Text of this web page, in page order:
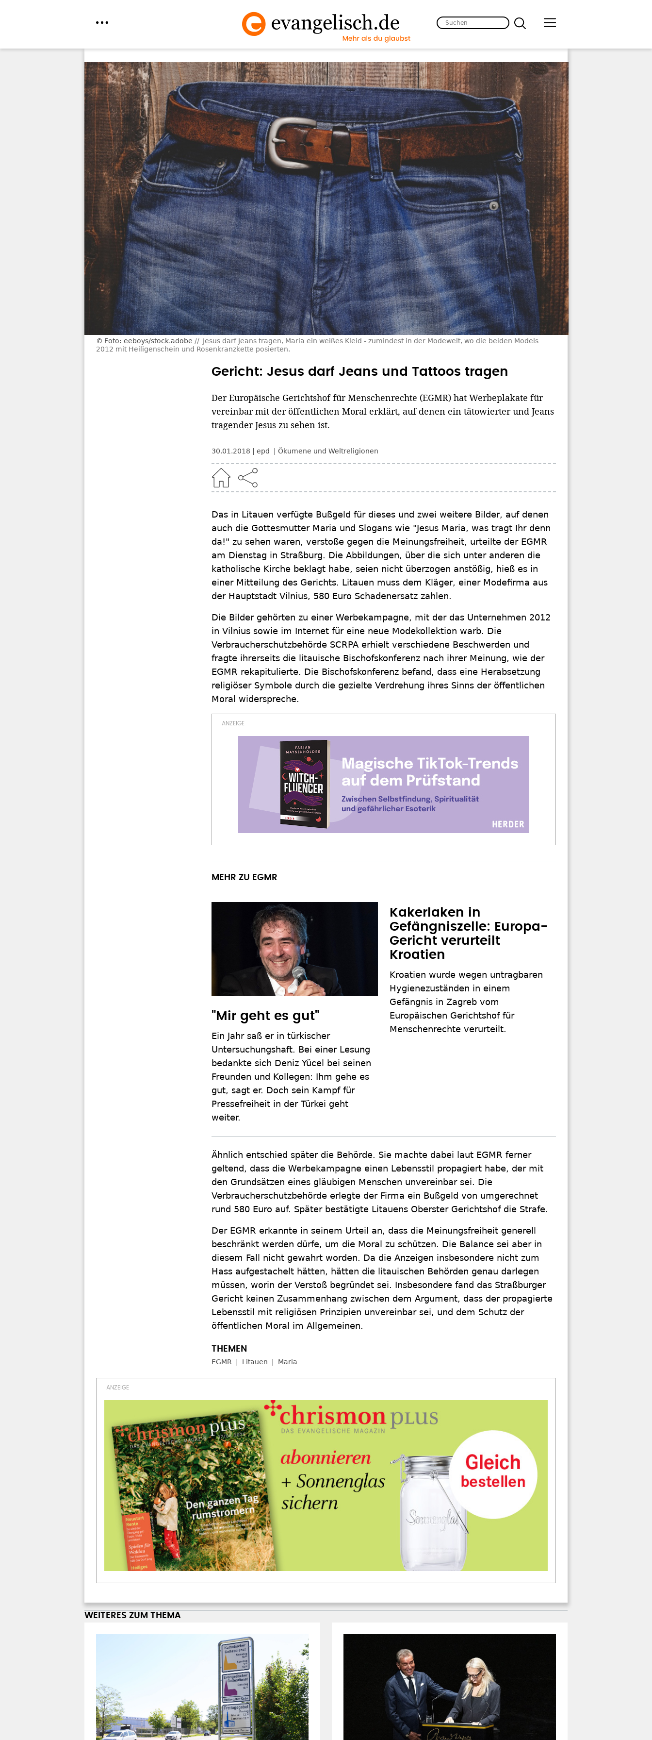
Foto: eeboys/stock.adobe
Jesus darf Jeans tragen, Maria ein weißes Kleid - zumindest in der Modewelt, wo die beiden Models
2012 mit Heiligenschein und Rosenkranzkette posierten.
Gericht: Jesus darf Jeans und Tattoos tragen
Der Europäische Gerichtshof für Menschenrechte (EGMR) hat Werbeplakate für
vereinbar mit der öffentlichen Moral erklärt, auf denen ein tätowierter und Jeans
tragender Jesus zu sehen ist.
30.01.2018 epd Ökumene und Weltreligionen
Das in Litauen verfügte Bußgeld für dieses und zwei weitere Bilder, auf denen
auch die Gottesmutter Maria und Slogans wie "Jesus Maria, was tragt Ihr denn
da!" zu sehen waren, verstoße gegen die Meinungsfreiheit, urteilte der EGMR
am Dienstag in Straßburg. Die Abbildungen, über die sich unter anderen die
katholische Kirche beklagt habe, seien nicht überzogen anstößig, hieß es in
einer Mitteilung des Gerichts. Litauen muss dem Kläger, einer Modefirma aus
der Hauptstadt Vilnius, 580 Euro Schadenersatz zahlen.
Die Bilder gehörten zu einer Werbekampagne, mit der das Unternehmen 2012
in Vilnius sowie im Internet für eine neue Modekollektion warb. Die
Verbraucherschutzbehörde SCRPA erhielt verschiedene Beschwerden und
fragte ihrerseits die litauische Bischofskonferenz nach ihrer Meinung, wie der
EGMR rekapitulierte. Die Bischofskonferenz befand, dass eine Herabsetzung
religiöser Symbole durch die gezielte Verdrehung ihres Sinns der öffentlichen
Moral widerspreche.
MEHR ZU EGMR
"Mir geht es gut"
Ein Jahr saß er in türkischer
Untersuchungshaft. Bei einer Lesung
bedankte sich Deniz Yücel bei seinen
Freunden und Kollegen: Ihm gehe es
gut, sagt er. Doch sein Kampf für
Pressefreiheit in der Türkei geht
weiter.
Kakerlaken in
Gefängniszelle: Europa-
Gericht verurteilt
Kroatien
Kroatien wurde wegen untragbaren
Hygienezuständen in einem
Gefängnis in Zagreb vom
Europäischen Gerichtshof für
Menschenrechte verurteilt.
Ähnlich entschied später die Behörde. Sie machte dabei laut EGMR ferner
geltend, dass die Werbekampagne einen Lebensstil propagiert habe, der mit
den Grundsätzen eines gläubigen Menschen unvereinbar sei. Die
Verbraucherschutzbehörde erlegte der Firma ein Bußgeld von umgerechnet
rund 580 Euro auf. Später bestätigte Litauens Oberster Gerichtshof die Strafe.
Der EGMR erkannte in seinem Urteil an, dass die Meinungsfreiheit generell
beschränkt werden dürfe, um die Moral zu schützen. Die Balance sei aber in
diesem Fall nicht gewahrt worden. Da die Anzeigen insbesondere nicht zum
Hass aufgestachelt hätten, hätten die litauischen Behörden genau darlegen
müssen, worin der Verstoß begründet sei. Insbesondere fand das Straßburger
Gericht keinen Zusammenhang zwischen dem Argument, dass der propagierte
Lebensstil mit religiösen Prinzipien unvereinbar sei, und dem Schutz der
öffentlichen Moral im Allgemeinen.
EGMR Litauen Maria
WEITERES ZUM THEMA